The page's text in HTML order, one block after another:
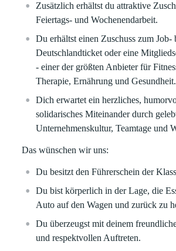
Zusätzlich erhältst du attraktive
Feiertags- und Wochenendarbeit.
Du erhältst einen Zuschuss zum Job-
Deutschlandticket oder eine
- einer der größten Anbieter für
Therapie, Ernährung und Gesundheit.
Dich erwartet ein herzliches,
solidarisches Miteinander durch
Unternehmenskultur, Teamtage und
Das wünschen wir uns:
Du besitzt den Führerschein der
Du bist körperlich in der Lage, die
Auto auf den Wagen und zurück zu
Du überzeugst mit deinem
und respektvollen Auftreten.